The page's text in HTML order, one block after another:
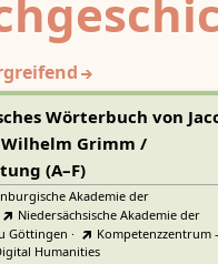
Wörterbuch von
Grimm /
(A–F)
Akademie der
Niedersächsische Akademie der
Göttingen ·
Kompetenzzentrum -
Humanities